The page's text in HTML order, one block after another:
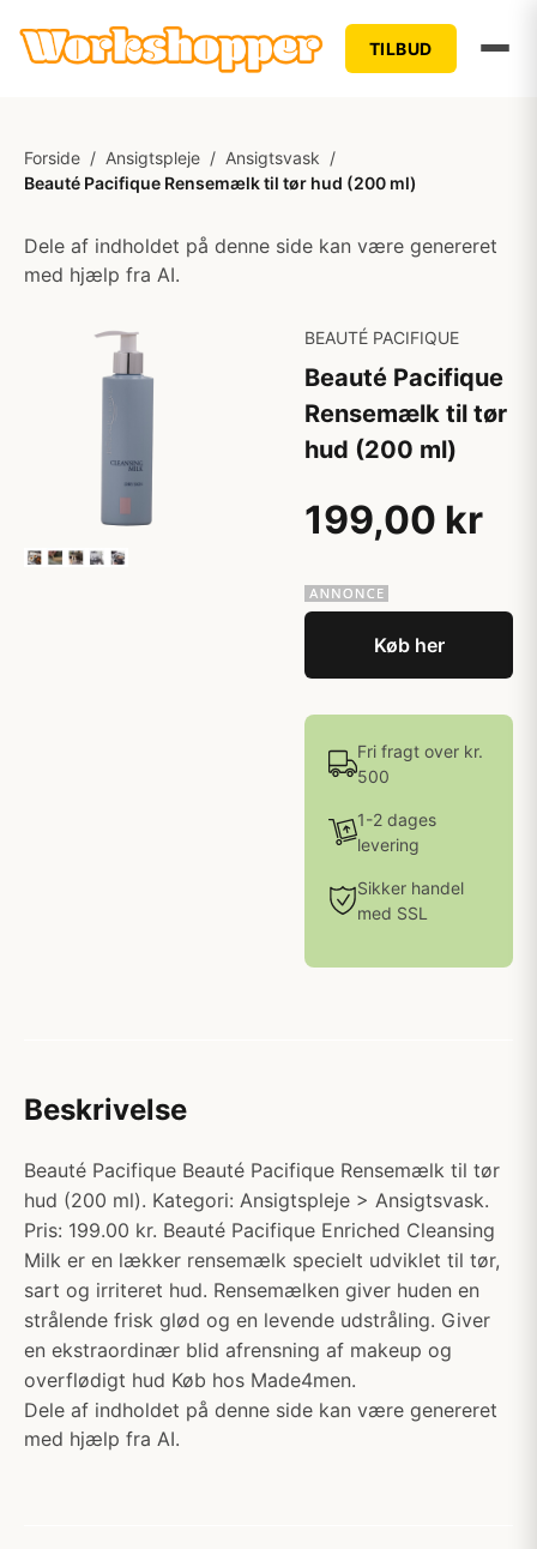
TILBUD
Forside / Ansigtspleje / Ansigtsvask /
Beauté Pacifique Rensemælk til tør hud (200 ml)
Dele af indholdet på denne side kan være genereret
med hjælp fra AI.
BEAUTÉ PACIFIQUE
Beauté Pacifique
Rensemælk til tør
hud (200 ml)
199,00 kr
Køb her
Fri fragt over kr.
500
1-2 dages
levering
Sikker handel
med SSL
Beskrivelse
Beauté Pacifique Beauté Pacifique Rensemælk til tør
hud (200 ml). Kategori: Ansigtspleje > Ansigtsvask.
Pris: 199.00 kr. Beauté Pacifique Enriched Cleansing
Milk er en lækker rensemælk specielt udviklet til tør,
sart og irriteret hud. Rensemælken giver huden en
strålende frisk glød og en levende udstråling. Giver
en ekstraordinær blid afrensning af makeup og
overflødigt hud Køb hos Made4men.
Dele af indholdet på denne side kan være genereret
med hjælp fra AI.